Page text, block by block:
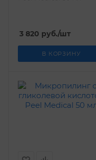
3 820 руб./шт
В КОРЗИНУ